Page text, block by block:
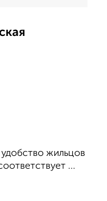
жильцов
...